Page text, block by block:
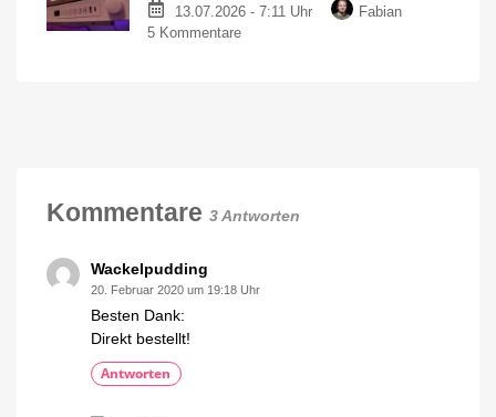
Gradient-Leuchten
13.07.2026 - 7:11 Uhr
Fabian
5 Kommentarezu
Euro
Kommentare 3 Antworten
Wackelpudding
20. Februar 2020 um 19:18 Uhr
Besten Dank:
Direkt bestellt!
Antworten